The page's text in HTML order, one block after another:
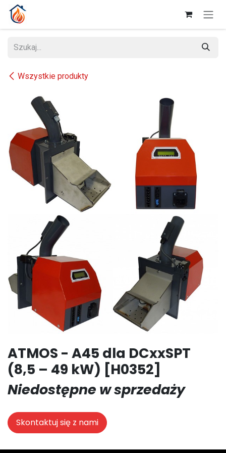
Przejdź do zawartości
Wszystkie produkty
ATMOS - A45 dla DCxxSPT
(8,5 – 49 kW) [H0352]
Niedostępne w sprzedaży
Skontaktuj się z nami